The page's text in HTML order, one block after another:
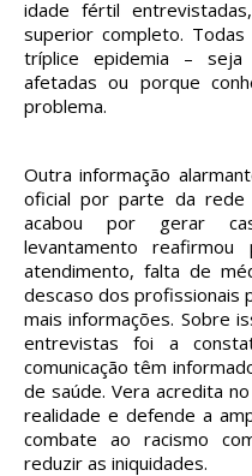
idade fértil
superior completo. Todas
tríplice epidemia –
afetadas ou porque
problema.
Outra informação
oficial por parte da
acabou por gerar
levantamento
atendimento, falta de
descaso dos profissionais
mais informações. Sobre
entrevistas foi a
comunicação têm
de saúde. Vera acredita
realidade e defende a
combate ao racismo
reduzir as iniquidades.